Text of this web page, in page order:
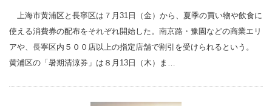
上海市黄浦区と長寧区は７月31日（金）から、夏季の買い物や飲食に
使える消費券の配布をそれぞれ開始した。南京路・豫園などの商業エリ
アや、長寧区内５００店以上の指定店舗で割引を受けられるという。
黄浦区の「暑期清涼券」は８月13日（木）ま…